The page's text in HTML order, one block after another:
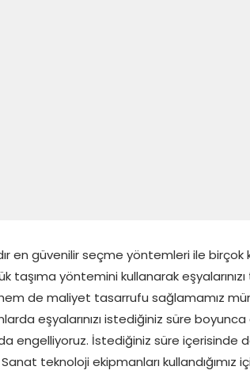
en güvenilir seçme yöntemleri ile
yöntemini kullanarak eşyalarınızı
de maliyet tasarrufu sağlamamız
eşyalarınızı istediğiniz süre
da engelliyoruz. İstediğiniz süre içerisinde
teknoloji ekipmanları kullandığımız